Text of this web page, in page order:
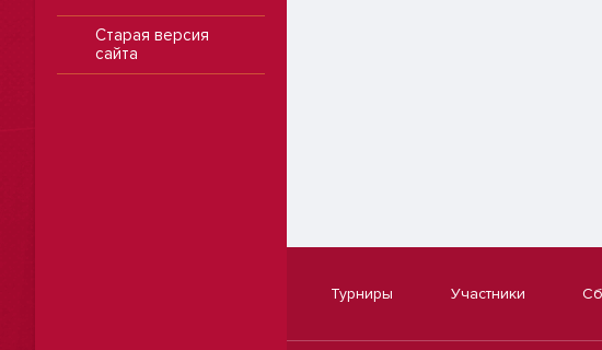
Старая версия
сайта
Турниры Участники